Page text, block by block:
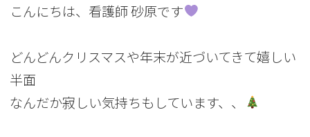
こんにちは、看護師 砂原です
どんどんクリスマスや年末が近づいてきて嬉しい
半面
なんだか寂しい気持ちもしています、、